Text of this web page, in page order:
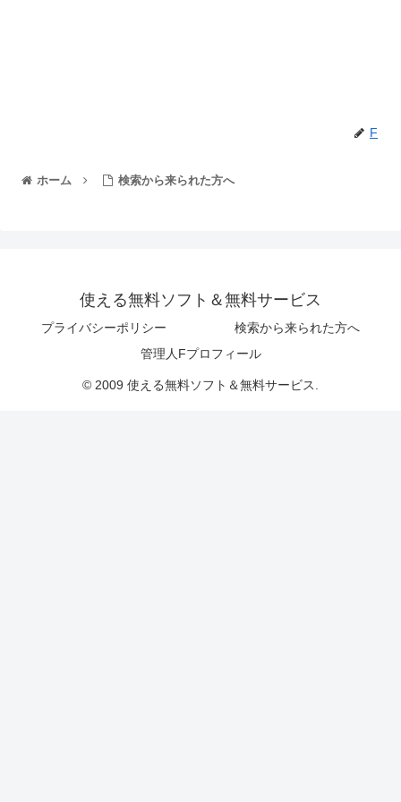
F
ホーム 検索から来られた方へ
使える無料ソフト＆無料サービス
プライバシーポリシー
検索から来られた方へ
管理人Fプロフィール
© 2009 使える無料ソフト＆無料サービス.